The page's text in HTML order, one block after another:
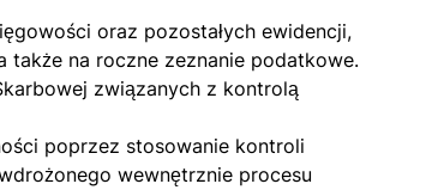
oraz pozostałych ewidencji,
także na roczne zeznanie podatkowe.
związanych z kontrolą
poprzez stosowanie kontroli
wewnętrznie procesu